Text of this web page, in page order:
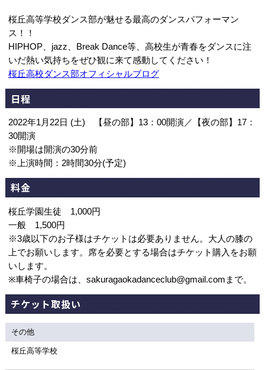
桜丘高等学校ダンス部が魅せる最高のダンスパフォーマン
ス！！
HIPHOP、jazz、Break Dance等、高校生が青春をダンスに注
いだ熱い気持ちをぜひ観に来て感動してください！
桜丘高校ダンス部オフィシャルブログ
日程
2022年1月22日 (土) 【昼の部】13：00開演／【夜の部】17：
30開演
※開場は開演の30分前
※上演時間：2時間30分(予定)
料金
桜丘学園生徒 1,000円
一般 1,500円
※3歳以下のお子様はチケットは必要ありません。大人の膝の
上でお願いします。席を必要とする場合はチケット購入をお願
いします。
※車椅子の場合は、sakuragaokadanceclub@gmail.comまで。
チケット取扱い
その他
桜丘高等学校